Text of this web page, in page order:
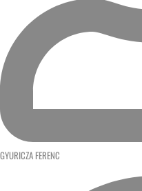
GYURICZA FERENC